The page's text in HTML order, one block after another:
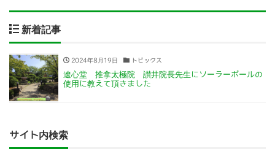
新着記事
2024年8月19日 トピックス
遼心堂 推拿太極院 讃井院長先生にソーラーポールの
使用に教えて頂きました
サイト内検索